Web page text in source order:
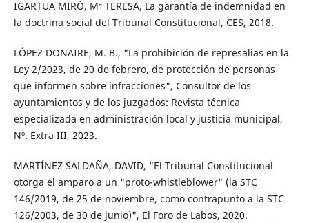
IGARTUA MIRÓ, Mª TERESA, La garantía de indemnidad en
la doctrina social del Tribunal Constitucional, CES, 2018.
LÓPEZ DONAIRE, M. B., "La prohibición de represalias en la
Ley 2/2023, de 20 de febrero, de protección de personas
que informen sobre infracciones", Consultor de los
ayuntamientos y de los juzgados: Revista técnica
especializada en administración local y justicia municipal,
Nº. Extra III, 2023.
MARTÍNEZ SALDAÑA, DAVID, "El Tribunal Constitucional
otorga el amparo a un "proto-whistleblower" (la STC
146/2019, de 25 de noviembre, como contrapunto a la STC
126/2003, de 30 de junio)", El Foro de Labos, 2020.